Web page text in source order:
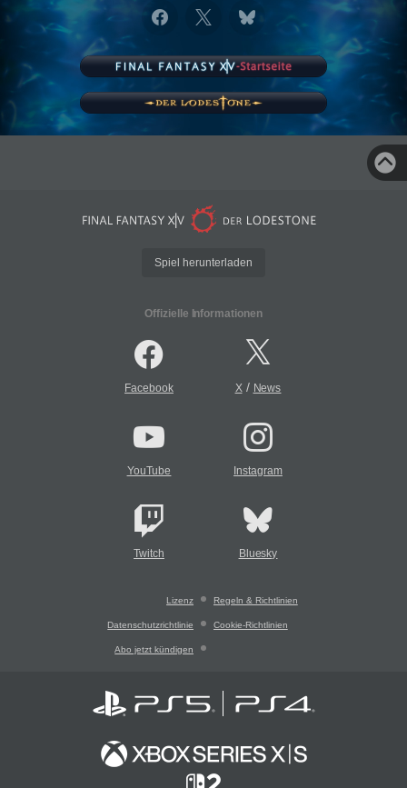
Spiel herunterladen
Offizielle Informationen
Facebook X/ News
YouTube Instagram
Twitch Bluesky
Lizenz Regeln & Richtlinien
Datenschutzrichtlinie Cookie-Richtlinien
Abo jetzt kündigen